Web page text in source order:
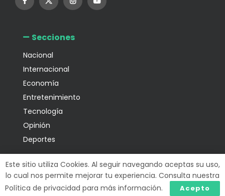
Secciones
Nacional
Internacional
Economía
Entretenimiento
Tecnología
Opinión
Deportes
Información
Este sitio utiliza Cookies. Al seguir navegando aceptas su uso,
lo cual nos permite mejorar tu experiencia. Consulta nuestra
Política de privacidad para más información.
Acepto